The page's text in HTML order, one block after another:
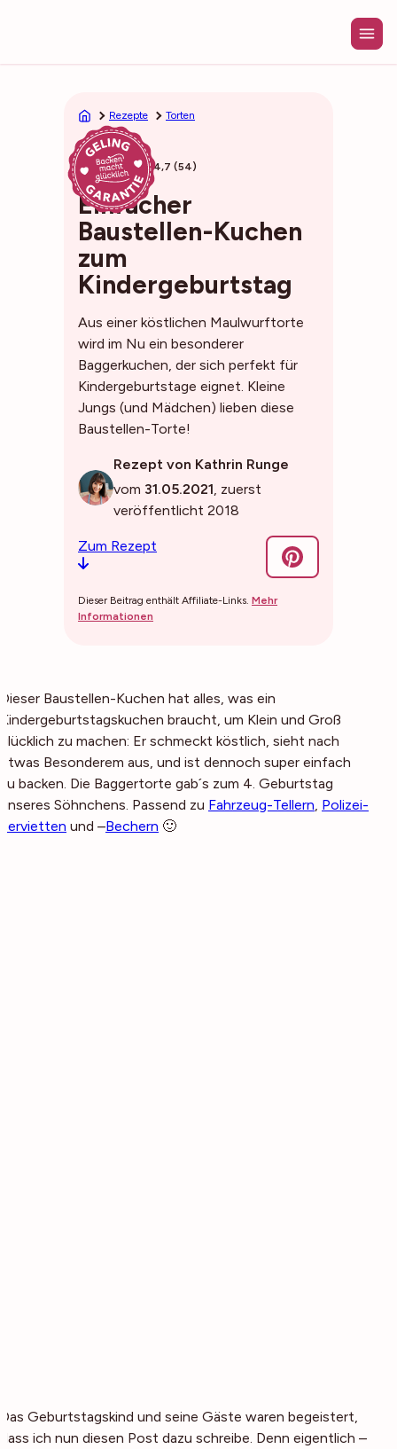
Rezepte Torten
50min 4,7 (54)
Einfacher
Baustellen-Kuchen
zum
Kindergeburtstag
Aus einer köstlichen Maulwurftorte
wird im Nu ein besonderer
Baggerkuchen, der sich perfekt für
Kindergeburtstage eignet. Kleine
Jungs (und Mädchen) lieben diese
Baustellen-Torte!
Rezept von Kathrin Runge
vom 31.05.2021, zuerst
veröffentlicht 2018
Zum Rezept
Dieser Beitrag enthält Affiliate-Links. Mehr
Informationen
Dieser Baustellen-Kuchen hat alles, was ein
Kindergeburtstagskuchen braucht, um Klein und Groß
glücklich zu machen: Er schmeckt köstlich, sieht nach
etwas Besonderem aus, und ist dennoch super einfach
zu backen. Die Baggertorte gab´s zum 4. Geburtstag
unseres Söhnchens. Passend zu Fahrzeug-Tellern, Polizei-
Servietten und –Bechern 🙂
Das Geburtstagskind und seine Gäste waren begeistert,
dass ich nun diesen Post dazu schreibe. Denn eigentlich –